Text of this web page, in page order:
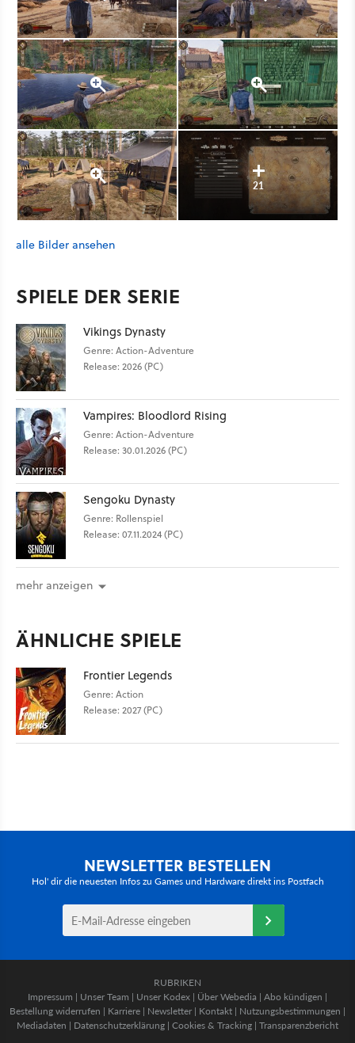
21
alle Bilder ansehen
SPIELE DER SERIE
Vikings Dynasty
Genre: Action-Adventure
Release: 2026 (PC)
Vampires: Bloodlord Rising
Genre: Action-Adventure
Release: 30.01.2026 (PC)
Sengoku Dynasty
Genre: Rollenspiel
Release: 07.11.2024 (PC)
mehr anzeigen
ÄHNLICHE SPIELE
Frontier Legends
Genre: Action
Release: 2027 (PC)
NEWSLETTER BESTELLEN
Hol' dir die neuesten Infos zu Games und Hardware direkt ins Postfach
RUBRIKEN
Impressum | Unser Team | Unser Kodex | Über Webedia | Abo kündigen |
Bestellung widerrufen | Karriere | Newsletter | Kontakt | Nutzungsbestimmungen |
Mediadaten | Datenschutzerklärung | Cookies & Tracking | Transparenzbericht